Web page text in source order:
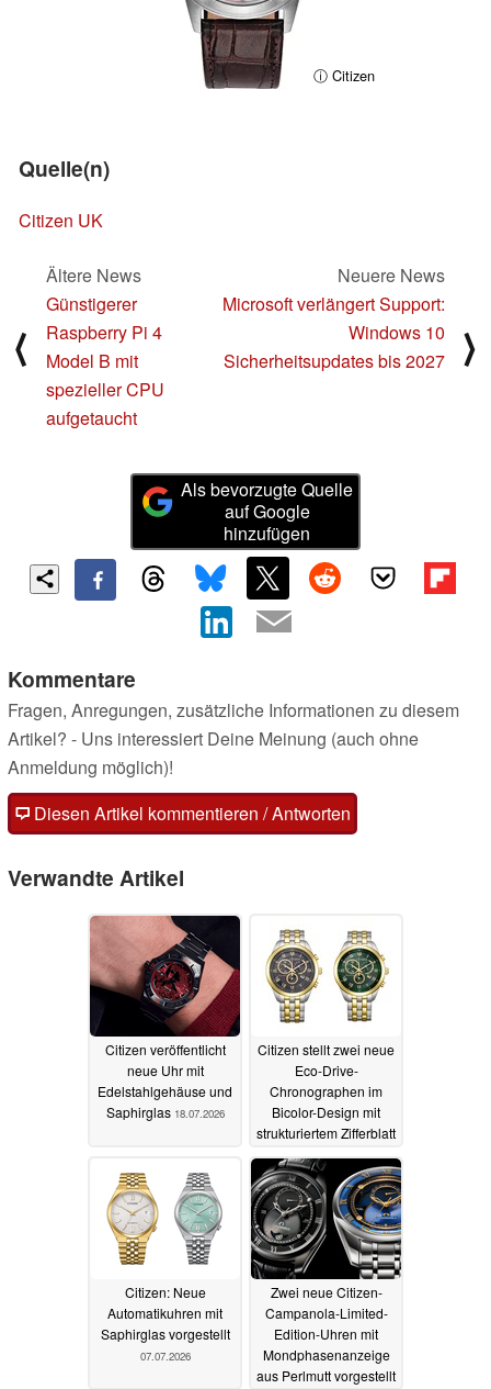
ⓘ Citizen
Quelle(n)
Citizen UK
⟨
Ältere News
Günstigerer
Raspberry Pi 4
Model B mit
spezieller CPU
aufgetaucht
Neuere News
Microsoft verlängert Support:
Windows 10
Sicherheitsupdates bis 2027
⟩
Als bevorzugte Quelle
auf Google
hinzufügen
Kommentare
Fragen, Anregungen, zusätzliche Informationen zu diesem
Artikel? - Uns interessiert Deine Meinung (auch ohne
Anmeldung möglich)!
Diesen Artikel kommentieren / Antworten
Verwandte Artikel
Citizen veröffentlicht
neue Uhr mit
Edelstahlgehäuse und
Saphirglas 18.07.2026
Citizen stellt zwei neue
Eco-Drive-
Chronographen im
Bicolor-Design mit
strukturiertem Zifferblatt
07.07.2026
Citizen: Neue
Automatikuhren mit
Saphirglas vorgestellt
07.07.2026
Zwei neue Citizen-
Campanola-Limited-
Edition-Uhren mit
Mondphasenanzeige
aus Perlmutt vorgestellt